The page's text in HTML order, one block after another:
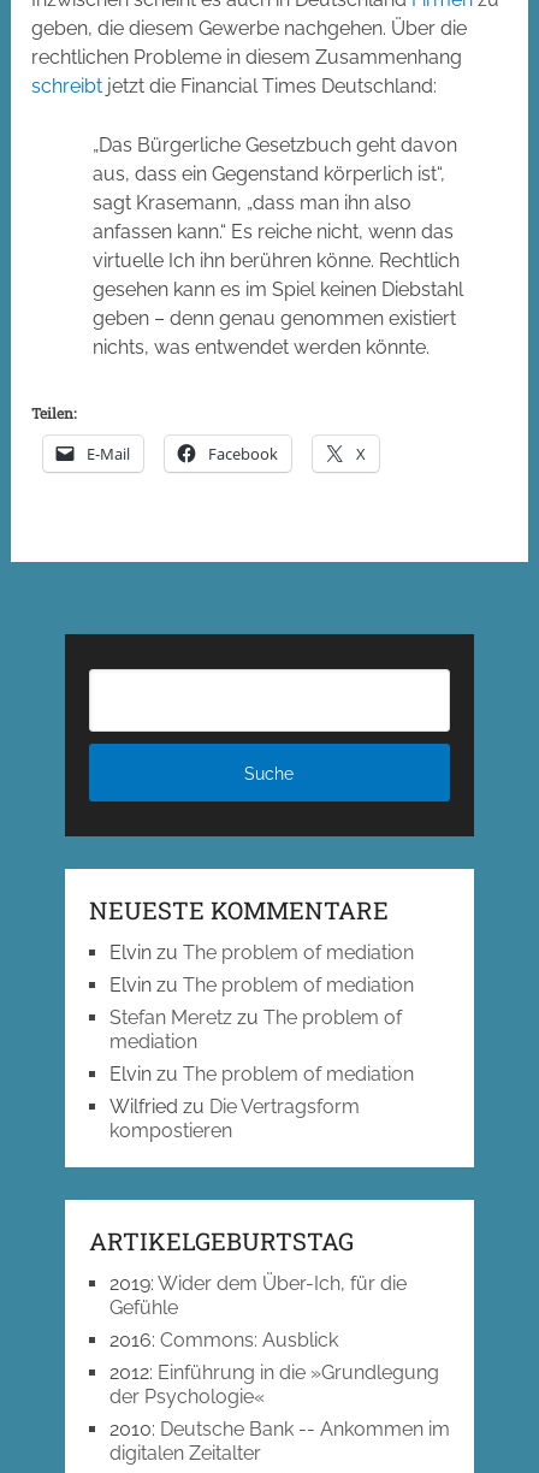
geben, die diesem Gewerbe nachgehen. Über die
rechtlichen Probleme in diesem Zusammenhang
schreibt jetzt die Financial Times Deutschland:
„Das Bürgerliche Gesetzbuch geht davon
aus, dass ein Gegenstand körperlich ist“,
sagt Krasemann, „dass man ihn also
anfassen kann.“ Es reiche nicht, wenn das
virtuelle Ich ihn berühren könne. Rechtlich
gesehen kann es im Spiel keinen Diebstahl
geben – denn genau genommen existiert
nichts, was entwendet werden könnte.
Teilen:
E-Mail Facebook X
NEUESTE KOMMENTARE
Elvinzu The problem of mediation
Elvinzu The problem of mediation
Stefan Meretzzu The problem of
mediation
Elvinzu The problem of mediation
Wilfried zu Die Vertragsform
kompostieren
ARTIKELGEBURTSTAG
2019: Wider dem Über-Ich, für die
Gefühle
2016: Commons: Ausblick
2012: Einführung in die »Grundlegung
der Psychologie«
2010: Deutsche Bank -- Ankommen im
digitalen Zeitalter